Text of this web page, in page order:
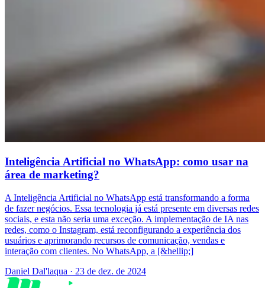
Inteligência Artificial no WhatsApp: como usar na
área de marketing?
A Inteligência Artificial no WhatsApp está transformando a forma
de fazer negócios. Essa tecnologia já está presente em diversas redes
sociais, e esta não seria uma exceção. A implementação de IA nas
redes, como o Instagram, está reconfigurando a experiência dos
usuários e aprimorando recursos de comunicação, vendas e
interação com clientes. No WhatsApp, a [&hellip;]
Daniel Dal'laqua · 23 de dez. de 2024